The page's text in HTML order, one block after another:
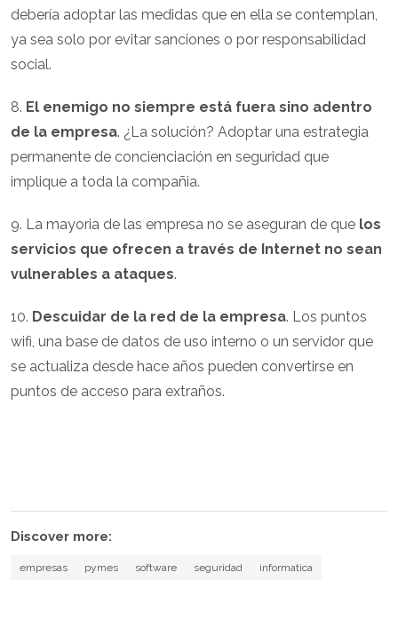
debería adoptar las medidas que en ella se contemplan,
ya sea solo por evitar sanciones o por responsabilidad
social.
8. El enemigo no siempre está fuera sino adentro
de la empresa. ¿La solución? Adoptar una estrategia
permanente de concienciación en seguridad que
implique a toda la compañia.
9. La mayoria de las empresa no se aseguran de que los
servicios que ofrecen a través de Internet no sean
vulnerables a ataques.
10. Descuidar de la red de la empresa. Los puntos
wifi, una base de datos de uso interno o un servidor que
se actualiza desde hace años pueden convertirse en
puntos de acceso para extraños.
Discover more:
empresas pymes software seguridad informatica